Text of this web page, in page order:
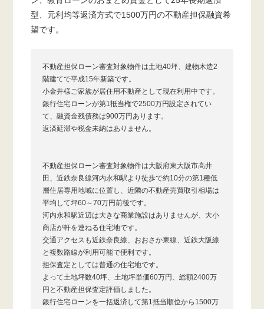
型、元利均等返済方式で1500万円の不動産担保融資希
望です。
不動産担保ローン審査対象物件は土地40坪、建物木造2
階建てで平成15年新築です。
小金井様ご家族が居住用不動産として現在利用中です。
銀行住宅ローンが第1抵当権で2500万円設定されてい
て、融資金残債務は900万円あります。
返済延滞や税金未納はありません。
不動産担保ローン審査対象物件は大阪府東大阪市高井
田、近鉄奈良線河内永和駅より徒歩で約10分の第1種低
層住居専用地域に位置し、近隣の不動産売買取引相場は
平均して坪60～70万円前後です。
河内永和駅近辺は大きな商業施設はありませんが、大小
商店が軒を連ねる住宅地です。
交通アクセスも近鉄奈良線、おおさか東線、近鉄大阪線
と複数路線が利用可能で便利です。
担保査定としては普通の住宅地です。
よって土地坪数40坪、土地坪単価60万円、総額2400万
円と不動産担保査定評価しました。
銀行住宅ローンを一括返済して第1抵当順位から1500万